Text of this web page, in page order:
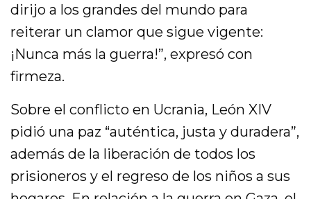
dirijo a los grandes del mundo para
reiterar un clamor que sigue vigente:
¡Nunca más la guerra!”, expresó con
firmeza.
Sobre el conflicto en Ucrania, León XIV
pidió una paz “auténtica, justa y duradera”,
además de la liberación de todos los
prisioneros y el regreso de los niños a sus